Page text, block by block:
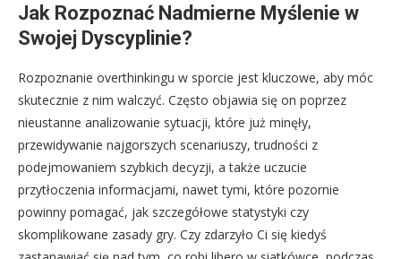
Jak Rozpoznać Nadmierne Myślenie w
Swojej Dyscyplinie?
Rozpoznanie overthinkingu w sporcie jest kluczowe, aby móc
skutecznie z nim walczyć. Często objawia się on poprzez
nieustanne analizowanie sytuacji, które już minęły,
przewidywanie najgorszych scenariuszy, trudności z
podejmowaniem szybkich decyzji, a także uczucie
przytłoczenia informacjami, nawet tymi, które pozornie
powinny pomagać, jak szczegółowe statystyki czy
skomplikowane zasady gry. Czy zdarzyło Ci się kiedyś